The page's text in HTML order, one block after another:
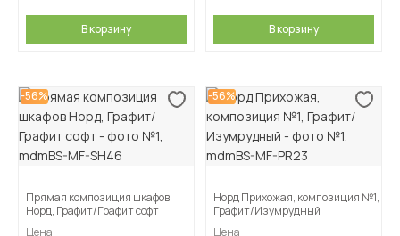
В корзину В корзину
-56%
Прямая композиция шкафов
Норд, Графит/Графит софт
Цена
-56%
Норд Прихожая, композиция №1,
Графит/Изумрудный
Цена